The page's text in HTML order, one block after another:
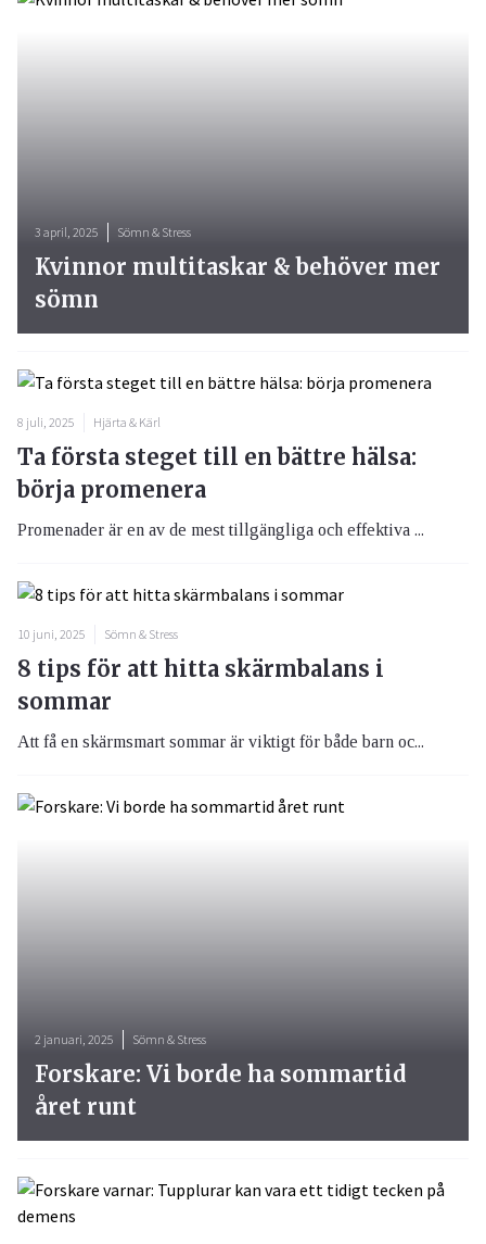
8 juli, 2025 Hjärta & Kärl
Ta första steget till en bättre hälsa:
börja promenera
Promenader är en av de mest tillgängliga och effektiva ...
10 juni, 2025 Sömn & Stress
8 tips för att hitta skärmbalans i
sommar
Att få en skärmsmart sommar är viktigt för både barn oc...
3 april, 2025 Sömn & Stress
Kvinnor multitaskar & behöver mer
sömn
2 januari, 2025 Sömn & Stress
Forskare: Vi borde ha sommartid
året runt